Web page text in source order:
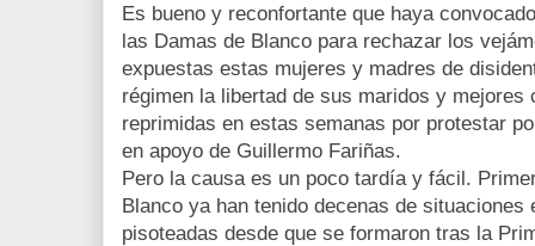
Es bueno y reconfortante que haya
las Damas de Blanco para rechazar los
expuestas estas mujeres y madres de
régimen la libertad de sus maridos y mejores
reprimidas en estas semanas por protestar
en apoyo de Guillermo Fariñas.
Pero la causa es un poco tardía y fácil.
Blanco ya han tenido decenas de
pisoteadas desde que se formaron tras la